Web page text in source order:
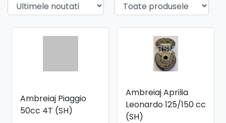
Ambreiaj Piaggio
50cc 4T (SH)
Ambreiaj Aprilia
Leonardo 125/150 cc
(SH)